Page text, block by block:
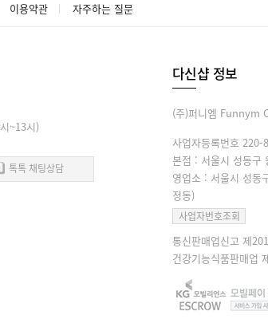
이용약관 자주하는 질문
~13시)
톡톡 채팅상담
다신샵 정보
(주)퍼니엠 Funnym
사업자등록번호 220-
본점 : 서울시 성동구
영업소 : 서울시 성동
정동)
사업자번호조회
통신판매업신고 제
건강기능식품판매업